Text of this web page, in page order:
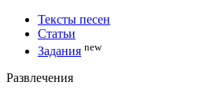
Тексты песен
Статьи
Задания new
Развлечения